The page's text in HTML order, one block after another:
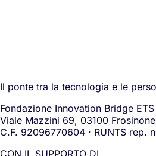
Il ponte tra la tecnologia e le
Fondazione Innovation Bridge ETS
Viale Mazzini 69, 03100 Frosinone
C.F. 92096770604 · RUNTS rep.
CON IL SUPPORTO DI